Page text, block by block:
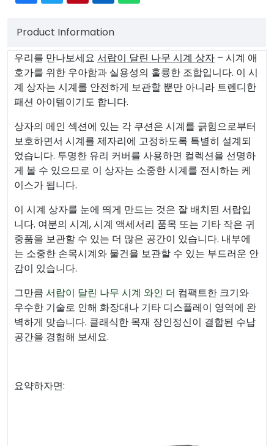
Product Information
우리를 만나보세요 서랍이 달린 나무 시계 상자 – 시계 애
호가를 위한 우아함과 실용성의 훌륭한 조합입니다. 이 시
계 상자는 시계를 안전하게 보관할 뿐만 아니라 트렌디한
패션 아이템이기도 합니다.
상자의 메인 섹션에 있는 각 쿠션은 시계를 긁힘으로부터
보호하면서 시계를 제자리에 고정하도록 특별히 설계되
었습니다. 투명한 유리 커버를 사용하면 컬렉션을 선명하
게 볼 수 있으므로 이 상자는 소중한 시계를 전시하는 케
이스가 됩니다.
이 시계 상자를 눈에 띄게 만드는 것은 잘 배치된 서랍입
니다. 여분의 시계, 시계 액세서리 품목 또는 기타 작은 귀
중품을 보관할 수 있는 더 많은 공간이 있습니다. 내부에
는 소중한 손목시계와 물건을 보관할 수 있는 부드러운 안
감이 있습니다.
그만큼 서랍이 달린 나무 시계 와인 더 컴팩트한 크기와
우수한 기술로 인해 화장대나 기타 디스플레이 영역에 완
벽하게 맞습니다. 클래식한 목재 장인정신이 결합된 수납
공간을 경험해 보세요.
요약하자면: